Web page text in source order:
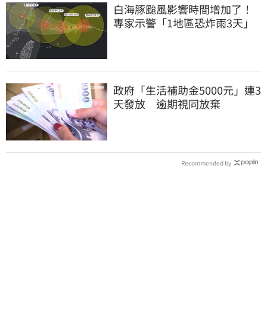
白海豚颱風影響時間增加了！
專家示警「1地區恐炸雨3天」
政府「生活補助金5000元」連3
天發放 逾期視同放棄
Recommended by